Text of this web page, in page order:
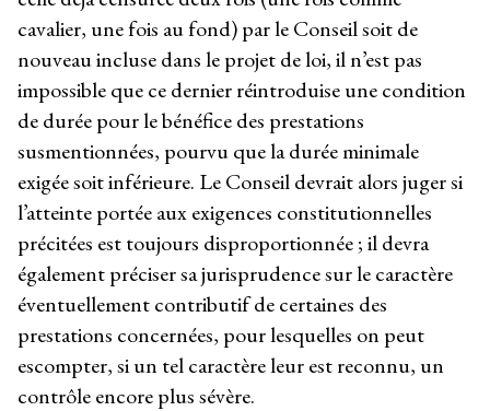
cavalier, une fois au fond) par le Conseil soit de
nouveau incluse dans le projet de loi, il n’est pas
impossible que ce dernier réintroduise une condition
de durée pour le bénéfice des prestations
susmentionnées, pourvu que la durée minimale
exigée soit inférieure. Le Conseil devrait alors juger si
l’atteinte portée aux exigences constitutionnelles
précitées est toujours disproportionnée ; il devra
également préciser sa jurisprudence sur le caractère
éventuellement contributif de certaines des
prestations concernées, pour lesquelles on peut
escompter, si un tel caractère leur est reconnu, un
contrôle encore plus sévère.